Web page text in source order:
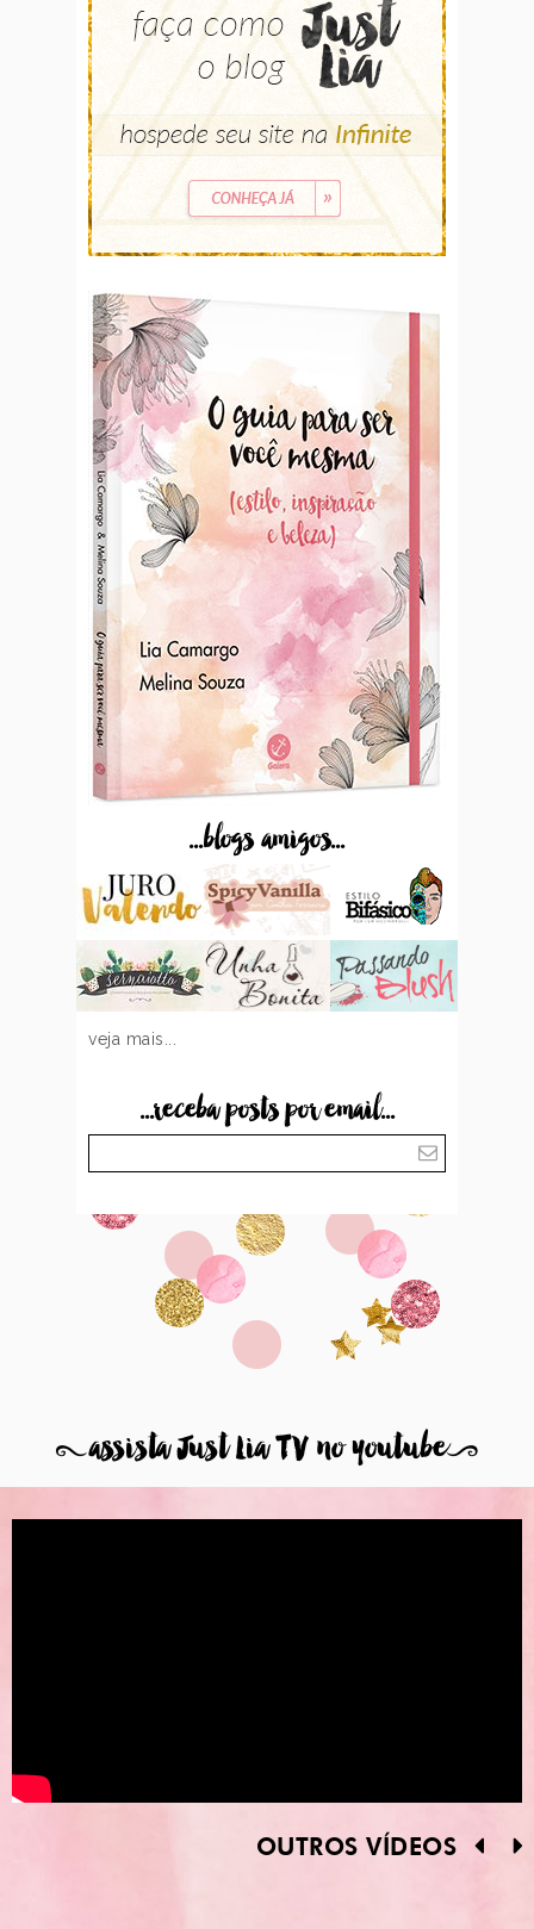
...blogs amigos...
veja mais...
...receba posts por email...
8assista Just Lia TV no youtube9
OUTROS VÍDEOS